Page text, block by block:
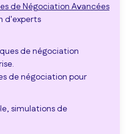
de Négociation Avancées
d'experts
de négociation
de négociation pour
simulations de